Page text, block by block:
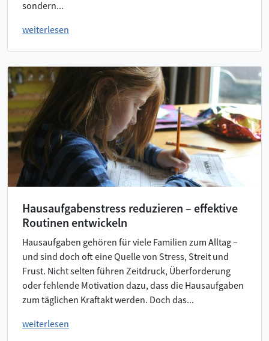
sondern...
weiterlesen
Hausaufgabenstress reduzieren – effektive
Routinen entwickeln
Hausaufgaben gehören für viele Familien zum Alltag –
und sind doch oft eine Quelle von Stress, Streit und
Frust. Nicht selten führen Zeitdruck, Überforderung
oder fehlende Motivation dazu, dass die Hausaufgaben
zum täglichen Kraftakt werden. Doch das...
weiterlesen